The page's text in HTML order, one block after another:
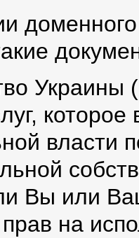
Украины
власти
Вы или
на